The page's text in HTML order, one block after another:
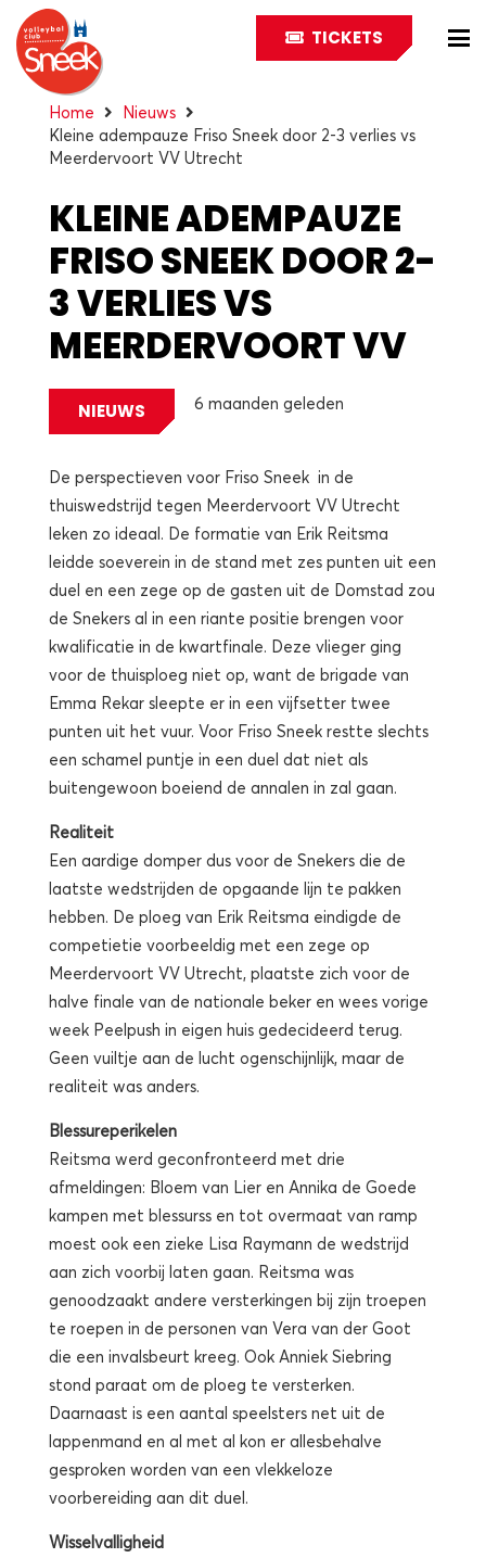
TICKETS
Home
Nieuws
Kleine adempauze Friso Sneek door 2-3 verlies vs
Meerdervoort VV Utrecht
KLEINE ADEMPAUZE
FRISO SNEEK DOOR 2-
3 VERLIES VS
MEERDERVOORT VV
UTRECHT
NIEUWS 6 maanden geleden
De perspectieven voor Friso Sneek in de
thuiswedstrijd tegen Meerdervoort VV Utrecht
leken zo ideaal. De formatie van Erik Reitsma
leidde soeverein in de stand met zes punten uit een
duel en een zege op de gasten uit de Domstad zou
de Snekers al in een riante positie brengen voor
kwalificatie in de kwartfinale. Deze vlieger ging
voor de thuisploeg niet op, want de brigade van
Emma Rekar sleepte er in een vijfsetter twee
punten uit het vuur. Voor Friso Sneek restte slechts
een schamel puntje in een duel dat niet als
buitengewoon boeiend de annalen in zal gaan.
Realiteit
Een aardige domper dus voor de Snekers die de
laatste wedstrijden de opgaande lijn te pakken
hebben. De ploeg van Erik Reitsma eindigde de
competietie voorbeeldig met een zege op
Meerdervoort VV Utrecht, plaatste zich voor de
halve finale van de nationale beker en wees vorige
week Peelpush in eigen huis gedecideerd terug.
Geen vuiltje aan de lucht ogenschijnlijk, maar de
realiteit was anders.
Blessureperikelen
Reitsma werd geconfronteerd met drie
afmeldingen: Bloem van Lier en Annika de Goede
kampen met blessurss en tot overmaat van ramp
moest ook een zieke Lisa Raymann de wedstrijd
aan zich voorbij laten gaan. Reitsma was
genoodzaakt andere versterkingen bij zijn troepen
te roepen in de personen van Vera van der Goot
die een invalsbeurt kreeg. Ook Anniek Siebring
stond paraat om de ploeg te versterken.
Daarnaast is een aantal speelsters net uit de
lappenmand en al met al kon er allesbehalve
gesproken worden van een vlekkeloze
voorbereiding aan dit duel.
Wisselvalligheid